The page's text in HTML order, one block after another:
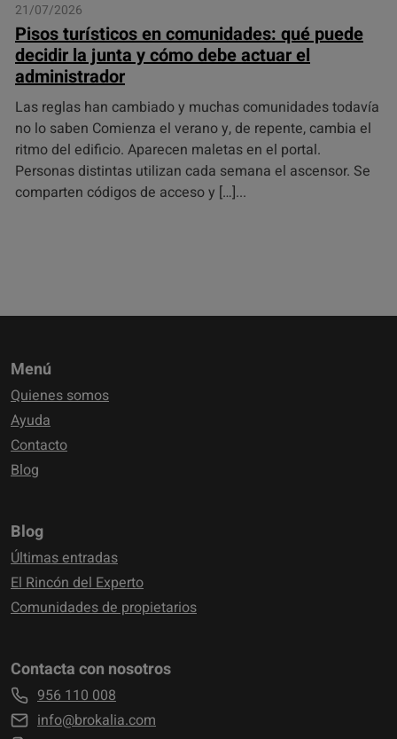
21/07/2026
Pisos turísticos en comunidades: qué puede
decidir la junta y cómo debe actuar el
administrador
Las reglas han cambiado y muchas comunidades todavía
no lo saben Comienza el verano y, de repente, cambia el
ritmo del edificio. Aparecen maletas en el portal.
Personas distintas utilizan cada semana el ascensor. Se
comparten códigos de acceso y […]
Menú
Quienes somos
Ayuda
Contacto
Blog
Blog
Últimas entradas
El Rincón del Experto
Comunidades de propietarios
Contacta con nosotros
956 110 008
info@brokalia.com